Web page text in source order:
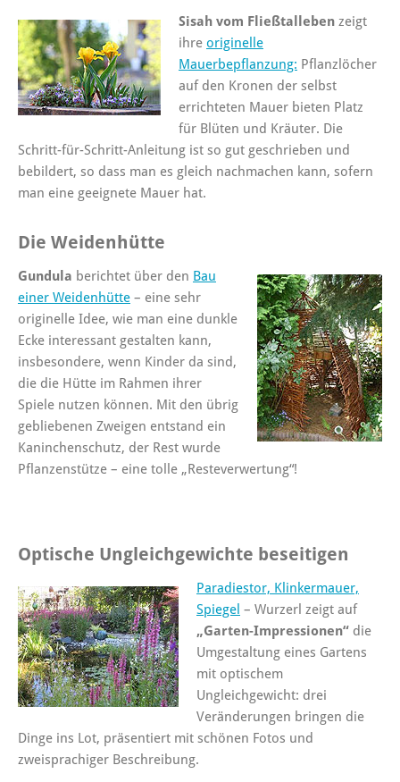
Sisah vom Fließtalleben zeigt
ihre originelle
Mauerbepflanzung: Pflanzlöcher
auf den Kronen der selbst
errichteten Mauer bieten Platz
für Blüten und Kräuter. Die
Schritt-für-Schritt-Anleitung ist so gut geschrieben und
bebildert, so dass man es gleich nachmachen kann, sofern
man eine geeignete Mauer hat.
Die Weidenhütte
Gundula berichtet über den Bau
einer Weidenhütte – eine sehr
originelle Idee, wie man eine dunkle
Ecke interessant gestalten kann,
insbesondere, wenn Kinder da sind,
die die Hütte im Rahmen ihrer
Spiele nutzen können. Mit den übrig
gebliebenen Zweigen entstand ein
Kaninchenschutz, der Rest wurde
Pflanzenstütze – eine tolle „Resteverwertung“!
Optische Ungleichgewichte beseitigen
Paradiestor, Klinkermauer,
Spiegel – Wurzerl zeigt auf
„Garten-Impressionen“ die
Umgestaltung eines Gartens
mit optischem
Ungleichgewicht: drei
Veränderungen bringen die
Dinge ins Lot, präsentiert mit schönen Fotos und
zweisprachiger Beschreibung.